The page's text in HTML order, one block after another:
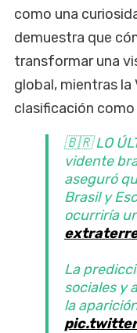
como una
demuestra que
transformar una
global, mientras la
clasificación como
🇧🇷 LO
vidente
aseguró
Brasil y
ocurriría
La
sociales y
la